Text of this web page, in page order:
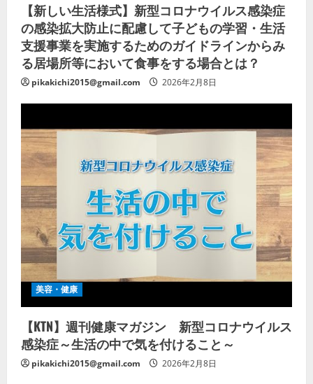
【新しい生活様式】新型コロナウイルス感染症
の感染拡大防止に配慮して子どもの学習・生活
支援事業を実施するためのガイドラインからみ
る居場所等において食事をする場合とは？
pikakichi2015@gmail.com 2026年2月8日
美容・健康
【KTN】週刊健康マガジン 新型コロナウイルス
感染症～生活の中で気を付けること～
pikakichi2015@gmail.com 2026年2月8日